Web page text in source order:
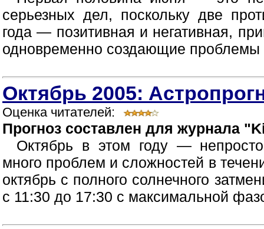
серьезных дел, поскольку две
года — позитивная и негативная,
одновременно создающие
Октябрь 2005:
Оценка читателей:
Прогноз составлен для журнала
Октябрь в этом году —
много проблем и сложностей в
октябрь с полного солнечного
с 11:30 до 17:30 с максимальной